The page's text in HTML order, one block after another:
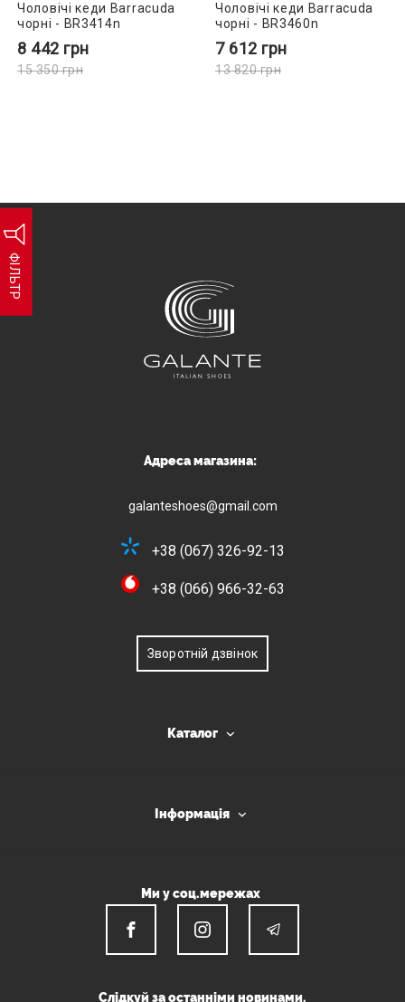
ФІЛЬТР
Чоловічі кеди Barracuda
чорні - BR3414n
8 442 грн
15 350грн
Чоловічі кеди Barracuda
чорні - BR3460n
7 612 грн
13 820грн
Адреса магазина:
galanteshoes@gmail.com
+38 (067) 326-92-13
+38 (066) 966-32-63
Зворотній дзвінок
Каталог
Інформація
Ми у соц.мережах
Слідкуй за останніми новинами.